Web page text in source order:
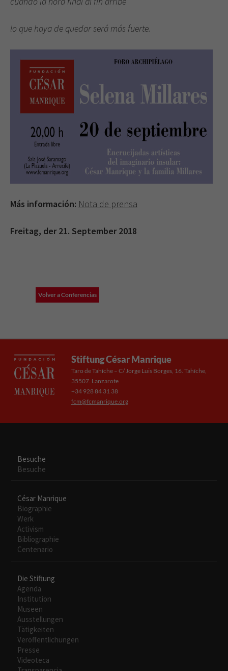
lo que haya de quedar será más fuerte.
Más información: Nota de prensa
Freitag, der 21. September 2018
Volver a Conferencias
Stiftung César Manrique
Taro de Tahíche – C/ Jorge Luis Borges, 16. Tahíche,
35507. Lanzarote
+34 928 84 31 38
fcm@fcmanrique.org
Besuche
Besuche
César Manrique
Biographie
Werk
Activism
Bibliographie
Centenario
Die Stiftung
Agenda
Institution
Museen
Ausstellungen
Tätigkeiten
Veröffentlichungen
Presse
Videoteca